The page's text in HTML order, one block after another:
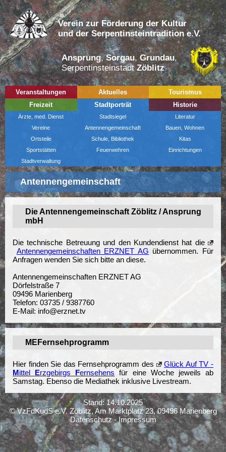
Verein zur Förderung der Kultur
und der Serpentinsteintradition e.V.
Ansprung,Sorgau,Grundau,
SerpentinsteinstadtZöblitz
Veranstaltungen Aktuelles
Tourismus
Freizeit
Stadtporträt Historie
Ärzte, med. Dienst Stadtsiegel
Literatur
Vereine
Antennengemeinschaft
Bauen, Wohnen
Ortsteile
Schule, Bibliothek
Kitas
Sportstätten
Feuerwehren
Einrichtungen
Stadtverwaltung
Antennengemeinschaft
Die Antennengemeinschaft Zöblitz / Ansprung
mbH
Die technische Betreuung und den Kundendienst hat die
Antennengemeinschaften ERZNET AG übernommen. Für
Anfragen wenden Sie sich bitte an diese.
Antennengemeinschaften ERZNET AG
Dörfelstraße 7
09496 Marienberg
Telefon: 03735 / 9387760
E-Mail: info@erznet.tv
MEFernsehprogramm
Hier finden Sie das Fernsehprogramm des
Glück Auf TV -
Mittel Erzgebirgs Fernsehens für eine Woche jeweils ab
Samstag. Ebenso die Mediathek inklusive Livestream.
Stand:14.10.2025
© VzFdKudS e.V. Zöblitz, Am Marktplatz 23, 09496 Marienberg
Datenschutz-Impressum